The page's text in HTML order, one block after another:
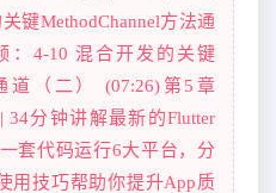
键MethodChannel方法通
：4-10 混合开发的关键
道（二） (07:26)第5章
34分钟讲解最新的Flutter
套代码运行6大平台，分
用技巧帮助你提升App质